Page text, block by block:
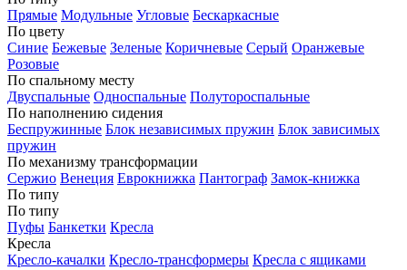
Прямые Модульные Угловые Бескаркасные
По цвету
Синие Бежевые Зеленые Коричневые Серый Оранжевые
Розовые
По спальному месту
Двуспальные Односпальные Полутороспальные
По наполнению сидения
Беспружинные Блок независимых пружин Блок зависимых
пружин
По механизму трансформации
Сержио Венеция Еврокнижка Пантограф Замок-книжка
По типу
По типу
Пуфы Банкетки Кресла
Кресла
Кресло-качалки Кресло-трансформеры Кресла с ящиками